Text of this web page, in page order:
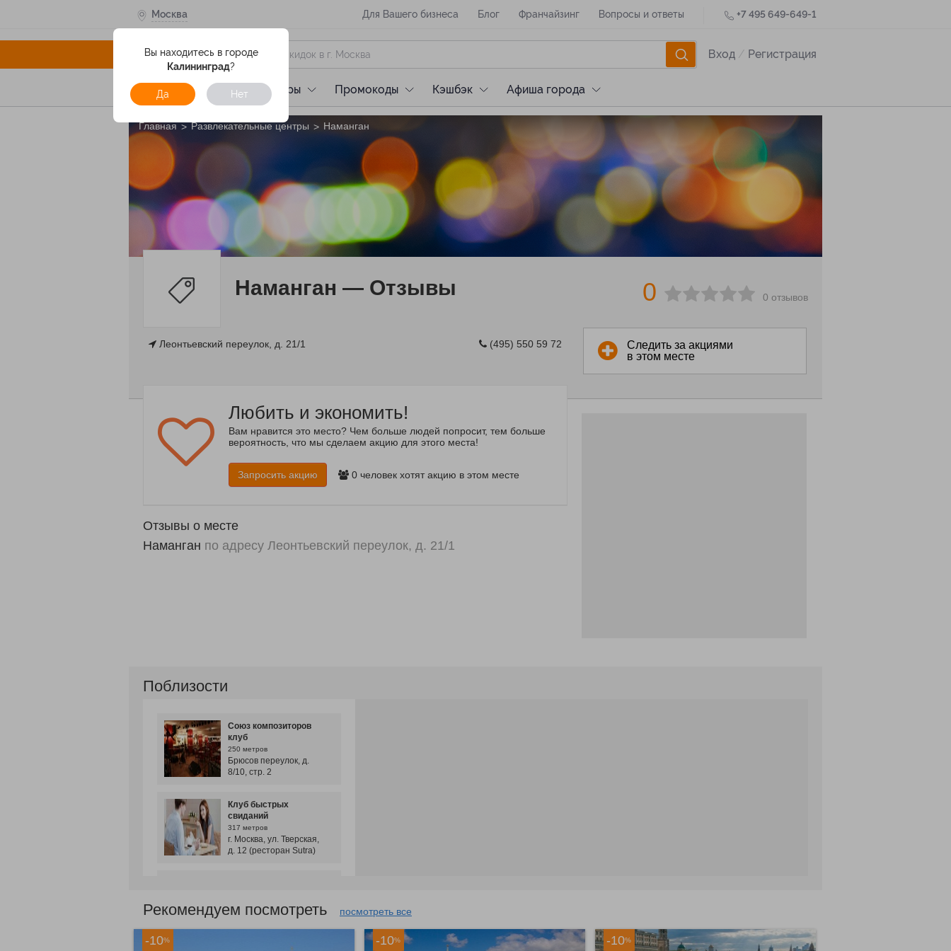
Москва Для Вашего бизнеса Блог Франчайзинг Вопросы и ответы +7 495 649-649-1
Вход / Регистрация
Вы находитесь в городе
Калининград?
Да Нет
Услуги Отели Туры Промокоды Кэшбэк Афиша города
Главная > Развлекательные центры > Наманган
Наманган — Отзывы
Леонтьевский переулок, д. 21/1 (495) 550 59 72
0 0 отзывов
Следить за акциями
в этом месте
Любить и экономить!
Вам нравится это место? Чем больше людей попросит, тем больше
вероятность, что мы сделаем акцию для этого места!
Запросить акцию 0 человек хотят акцию в этом месте
Отзывы о месте
Наманган по адресу Леонтьевский переулок, д. 21/1
Поблизости
Союз композиторов
клуб
250 метров
Брюсов переулок, д.
8/10, стр. 2
Клуб быстрых
свиданий
317 метров
г. Москва, ул. Тверская,
д. 12 (ресторан Sutra)
г. Москва, ул. Тверская,
д. 12, ресторан
«Грандe» (вход с
Рекомендуем посмотреть посмотреть все
-10% -10% -10%